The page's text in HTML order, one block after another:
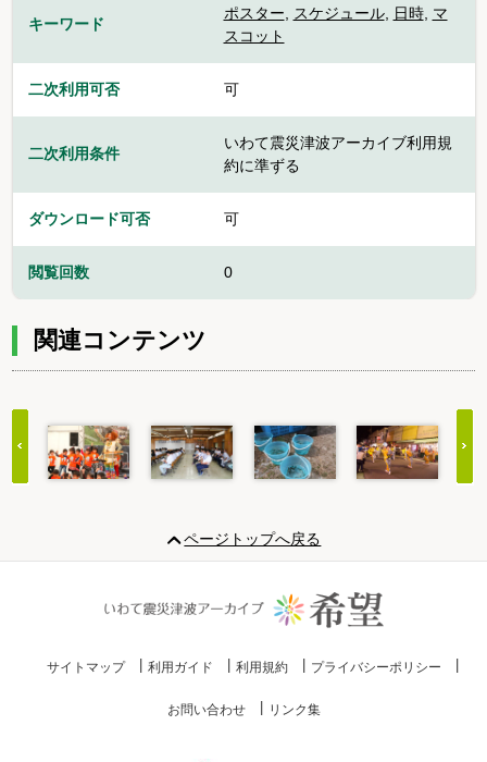
キーワード
ポスター, スケジュール, 日時, マ
スコット
二次利用可否 可
二次利用条件
いわて震災津波アーカイブ利用規
約に準ずる
ダウンロード可否 可
閲覧回数 0
関連コンテンツ
20
ページトップへ戻る
サイトマップ 利用ガイド 利用規約 プライバシーポリシー
お問い合わせ リンク集